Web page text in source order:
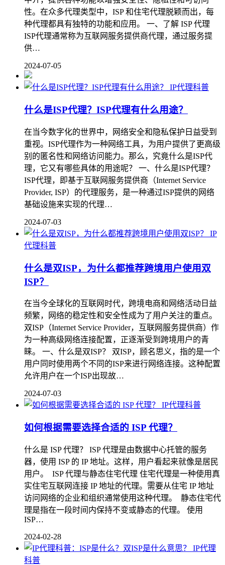
性。在众多代理类型中，ISP 和住宅代理脱颖而出，每
种代理都具有独特的功能和应用。 一、了解 ISP 代理
ISP代理通常称为互联网服务提供商代理，通过服务提
供…
2024-07-05
IP代理科普
什么是ISP代理？ISP代理有什么用途？
在当今数字化的世界中，网络安全和隐私保护日益受到
重视。ISP代理作为一种网络工具，为用户提供了更高级
别的匿名性和网络访问能力。那么，究竟什么是ISP代
理，它又有哪些具体的用途呢？ 一、什么是ISP代理？
ISP代理，即基于互联网服务提供商（Internet Service
Provider, ISP）的代理服务，是一种通过ISP提供的网络
基础设施来实现的代理…
2024-07-03
IP
代理科普
什么是双ISP，为什么都推荐跨境用户使用双
ISP？
在当今全球化的互联网时代，跨境电商和网络活动日益
频繁，网络的稳定性和安全性成为了用户关注的重点。
双ISP（Internet Service Provider，互联网服务提供商）作
为一种高级网络连接配置，正逐渐受到跨境用户的青
睐。 一、什么是双ISP？ 双ISP，顾名思义，指的是一个
用户同时使用两个不同的ISP来进行网络连接。这种配置
允许用户在一个ISP出现故…
2024-07-03
IP代理科普
如何根据需要选择合适的 ISP 代理？
什么是 ISP 代理？ ISP 代理是由数据中心托管的服务
器，使用 ISP 的 IP 地址。这样，用户看起来就像是居民
用户。 ISP 代理与静态住宅代理 住宅代理是一种使用真
实住宅互联网连接 IP 地址的代理。需要从住宅 IP 地址
访问网络的企业和组织通常使用这种代理。 静态住宅代
理是指在一段时间内保持不变或静态的代理。 使用
ISP…
2024-02-28
IP代理
科普